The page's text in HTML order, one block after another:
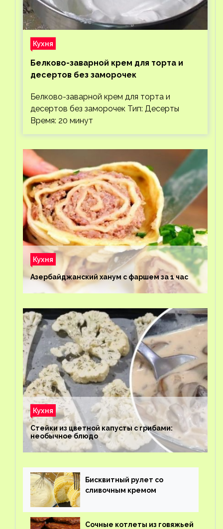
Кухня
Белково-заварной крем для торта и
десертов без заморочек
Белково-заварной крем для торта и
десертов без заморочек Тип: Десерты
Время: 20 минут
Кухня
Азербайджанский ханум с фаршем за 1 час
Кухня
Стейки из цветной капусты с грибами:
необычное блюдо
Бисквитный рулет со
сливочным кремом
Сочные котлеты из говяжьей